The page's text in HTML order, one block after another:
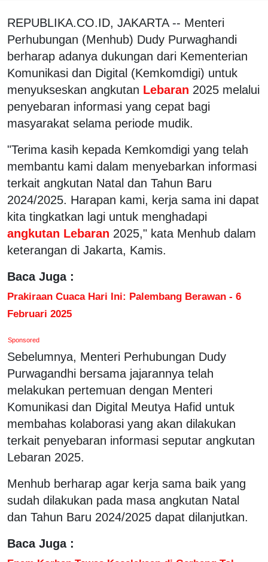
REPUBLIKA.CO.ID, JAKARTA -- Menteri
Perhubungan (Menhub) Dudy Purwaghandi
berharap adanya dukungan dari Kementerian
Komunikasi dan Digital (Kemkomdigi) untuk
menyukseskan angkutan Lebaran 2025 melalui
penyebaran informasi yang cepat bagi
masyarakat selama periode mudik.
"Terima kasih kepada Kemkomdigi yang telah
membantu kami dalam menyebarkan informasi
terkait angkutan Natal dan Tahun Baru
2024/2025. Harapan kami, kerja sama ini dapat
kita tingkatkan lagi untuk menghadapi
angkutan Lebaran 2025," kata Menhub dalam
keterangan di Jakarta, Kamis.
Baca Juga :
Prakiraan Cuaca Hari Ini: Palembang Berawan - 6
Februari 2025
Sponsored
Sebelumnya, Menteri Perhubungan Dudy
Purwagandhi bersama jajarannya telah
melakukan pertemuan dengan Menteri
Komunikasi dan Digital Meutya Hafid untuk
membahas kolaborasi yang akan dilakukan
terkait penyebaran informasi seputar angkutan
Lebaran 2025.
Menhub berharap agar kerja sama baik yang
sudah dilakukan pada masa angkutan Natal
dan Tahun Baru 2024/2025 dapat dilanjutkan.
Baca Juga :